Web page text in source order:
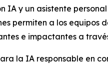
y un asistente
permiten a los
e impactantes a
la IA responsable en